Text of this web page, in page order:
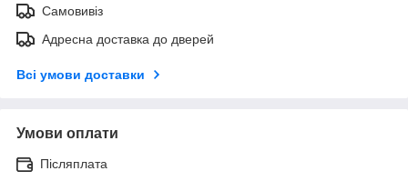
Самовивіз
Адресна доставка до дверей
Всі умови доставки
Умови оплати
Післяплата